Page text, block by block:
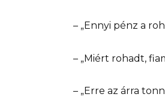
– „Ennyi pénz a
– „Miért rohadt,
– „Erre az árra